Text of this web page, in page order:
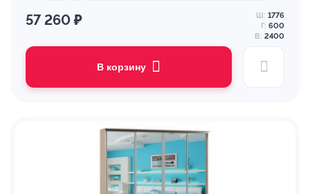
57 260 ₽ Ш: 1776
Г: 600
В: 2400
В корзину